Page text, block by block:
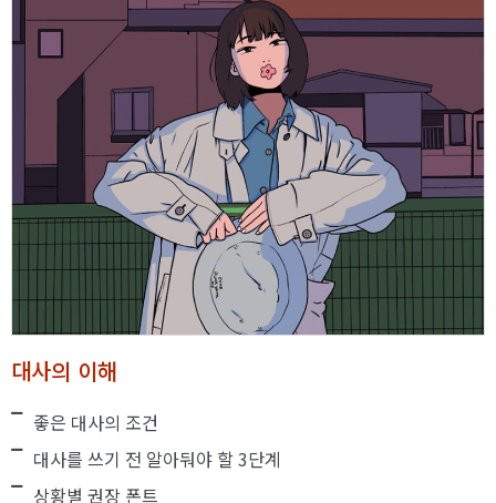
대사의 이해
좋은 대사의 조건
대사를 쓰기 전 알아둬야 할 3단계
상황별 권장 폰트